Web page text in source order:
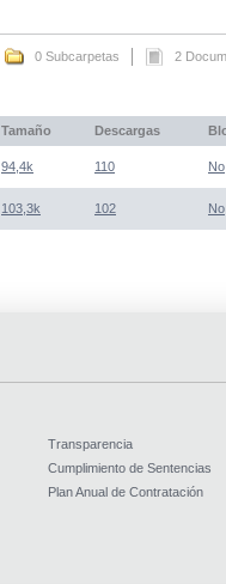
0 Subcarpetas 2
Tamaño Descargas
94,4k 110 No
103,3k 102 No
Transparencia
Cumplimiento de Sentencias
Plan Anual de Contratación